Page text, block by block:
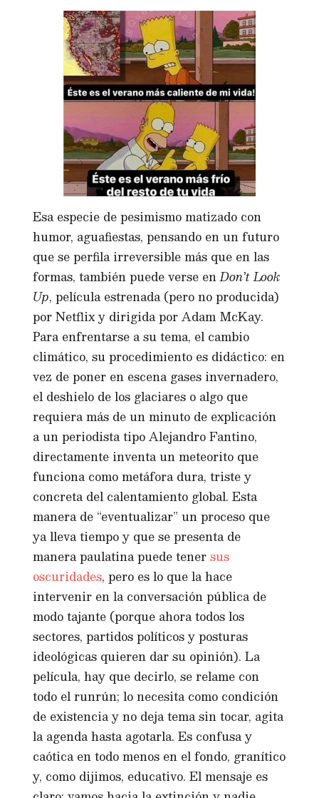
Esa especie de pesimismo matizado con
humor, aguafiestas, pensando en un futuro
que se perfila irreversible más que en las
formas, también puede verse enDon’t Look
Up, película estrenada (pero no producida)
por Netflix y dirigida por Adam McKay.
Para enfrentarse a su tema, el cambio
climático, su procedimiento es didáctico: en
vez de poner en escena gases invernadero,
el deshielo de los glaciares o algo que
requiera más de un minuto de explicación
a un periodista tipo Alejandro Fantino,
directamente inventa un meteorito que
funciona como metáfora dura, triste y
concreta del calentamiento global. Esta
manera de “eventualizar” un proceso que
ya lleva tiempo y que se presenta de
manera paulatina puede tenersus
oscuridades, pero es lo que la hace
intervenir en la conversación pública de
modo tajante (porque ahora todos los
sectores, partidos políticos y posturas
ideológicas quieren dar su opinión). La
película, hay que decirlo, se relame con
todo el runrún; lo necesita como condición
de existencia y no deja tema sin tocar, agita
la agenda hasta agotarla. Es confusa y
caótica en todo menos en el fondo, granítico
y, como dijimos, educativo. El mensaje es